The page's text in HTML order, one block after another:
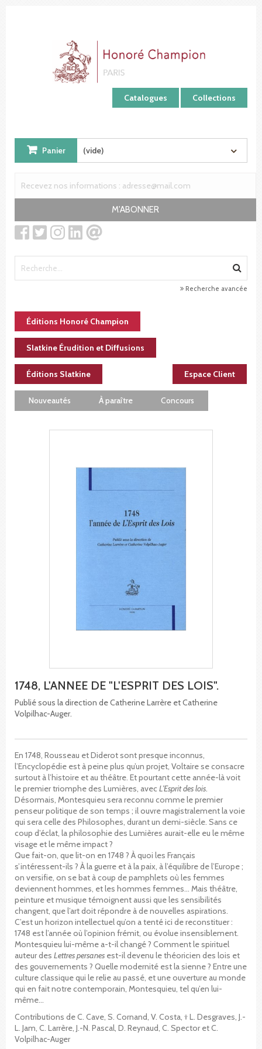
Catalogues Collections
Panier (vide)
M'ABONNER
Recherche avancée
Éditions Honoré Champion
Slatkine Érudition et Diffusions
Éditions Slatkine Espace Client
Nouveautés À paraître Concours
1748, L'ANNEE DE "L'ESPRIT DES LOIS".
Publié sous la direction de Catherine Larrère et Catherine
Volpilhac-Auger.
En 1748, Rousseau et Diderot sont presque inconnus,
l’Encyclopédie est à peine plus qu’un projet, Voltaire se consacre
surtout à l’histoire et au théâtre. Et pourtant cette année-là voit
le premier triomphe des Lumières, avec L’Esprit des lois.
Désormais, Montesquieu sera reconnu comme le premier
penseur politique de son temps ; il ouvre magistralement la voie
qui sera celle des Philosophes, durant un demi-siècle. Sans ce
coup d’éclat, la philosophie des Lumières aurait-elle eu le même
visage et le même impact ?
Que fait-on, que lit-on en 1748 ? À quoi les Français
s’intéressent-ils ? À la guerre et à la paix, à l’équilibre de l’Europe ;
on versifie, on se bat à coup de pamphlets où les femmes
deviennent hommes, et les hommes femmes… Mais théâtre,
peinture et musique témoignent aussi que les sensibilités
changent, que l’art doit répondre à de nouvelles aspirations.
C’est un horizon intellectuel qu’on a tenté ici de reconstituer :
1748 est l’année où l’opinion frémit, ou évolue insensiblement.
Montesquieu lui-même a-t-il changé ? Comment le spirituel
auteur des Lettres persanes est-il devenu le théoricien des lois et
des gouvernements ? Quelle modernité est la sienne ? Entre une
culture classique qui le relie au passé, et une ouverture au monde
qui en fait notre contemporain, Montesquieu, tel qu’en lui-
même…
Contributions de C. Cave, S. Cornand, V. Costa, † L. Desgraves, J.-
L. Jam, C. Larrère, J.-N. Pascal, D. Reynaud, C. Spector et C.
Volpilhac-Auger